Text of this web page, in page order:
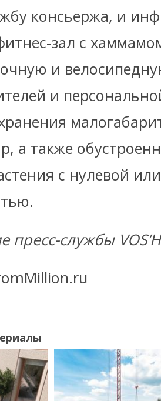
консьержа, и
зал с
и
и
а также
с нулевой
пресс-службы